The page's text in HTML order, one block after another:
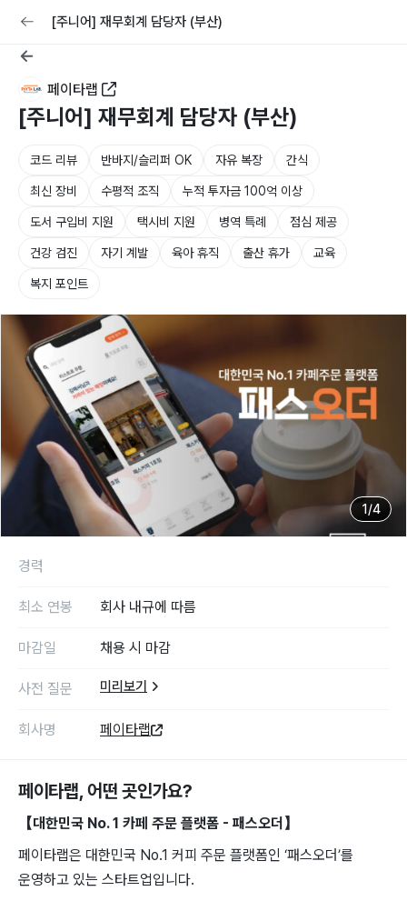
교육 커리어
[주니어] 재무회계 담당자 (부산)
페이타랩
[주니어] 재무회계 담당자 (부산)
코드 리뷰 반바지/슬리퍼 OK 자유 복장 간식
최신 장비 수평적 조직 누적 투자금 100억 이상
도서 구입비 지원 택시비 지원 병역 특례 점심 제공
건강 검진 자기 계발 육아 휴직 출산 휴가 교육
복지 포인트
1 /4
페이타랩, 어떤 곳인가요?
【대한민국 No. 1 카페 주문 플랫폼 - 패스오더】
페이타랩은 대한민국 No.1 커피 주문 플랫폼인 ‘패스오더’를
운영하고 있는 스타트업입니다.
경력
최소 연봉 회사 내규에 따름
마감일 채용 시 마감
사전 질문 미리보기
회사명 페이타랩